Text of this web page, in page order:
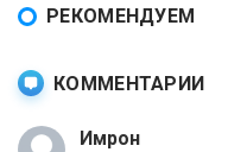
РЕКОМЕНДУЕМ
КОММЕНТАРИИ
Имрон